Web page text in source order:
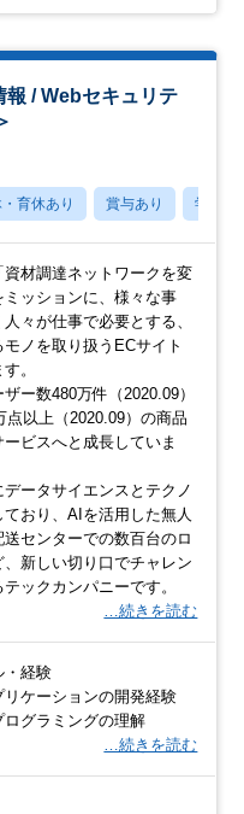
報 / Webセキュリテ
育休あり 賞与あり 学歴不
資材調達ネットワークを変
ッションに、様々な事
々が仕事で必要とする、
ノを取り扱うECサイト
。
ー数480万件（2020.09）
点以上（2020.09）の商品
ビスへと成長していま
データサイエンスとテクノ
ており、AIを活用した無人
センターでの数百台のロ
新しい切り口でチャレン
ックカンパニーです。
…続きを読む
経験
リケーションの開発経験
ログラミングの理解
…続きを読む